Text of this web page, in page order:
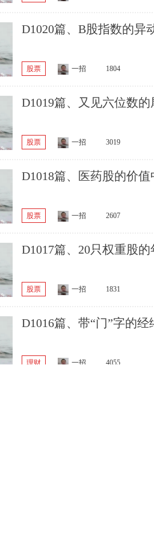
D1020篇、B股指数的异
股票 一招 1804
D1019篇、又见六位数
股票 一招 3019
D1018篇、医药股的价值
股票 一招 2607
D1017篇、20只权重股
股票 一招 1831
D1016篇、带“门”字的经
理财 一招 4055